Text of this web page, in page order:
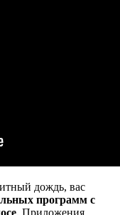
дождь, вас
программ с